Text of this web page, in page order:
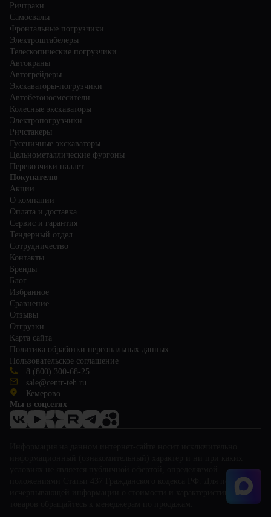
Ричтраки
Самосвалы
Фронтальные погрузчики
Электроштабелеры
Телескопические погрузчики
Автокраны
Автогрейдеры
Экскаваторы-погрузчики
Автобетоносмесители
Колесные экскаваторы
Электропогрузчики
Ричстакеры
Гусеничные экскаваторы
Цельнометаллические фургоны
Перевозчики паллет
Покупателю
Акции
О компании
Оплата и доставка
Сервис и гарантия
Тендерный отдел
Сотрудничество
Контакты
Бренды
Блог
Избранное
Сравнение
Отзывы
Отгрузки
Карта сайта
Политика обработки персональных данных
Пользовательское соглашение
8 (800) 300-68-25
sale@centr-teh.ru
Кемерово
Мы в соцсетях
положениями Статьи 437 Гражданского кодекса РФ. Для получения
исчерпывающей информации о стоимости и характеристиках